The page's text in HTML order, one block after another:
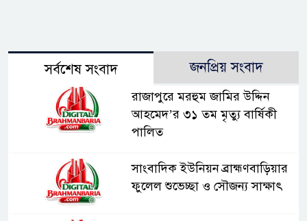
সর্বশেষ সংবাদ জনপ্রিয় সংবাদ
রাজাপুরে মরহুম জামির উদ্দিন
আহমেদ’র ৩১ তম মৃত্যু বার্ষিকী
পালিত
সাংবাদিক ইউনিয়ন ব্রাহ্মণবাড়িয়ার
ফুলেল শুভেচ্ছা ও সৌজন্য সাক্ষাৎ